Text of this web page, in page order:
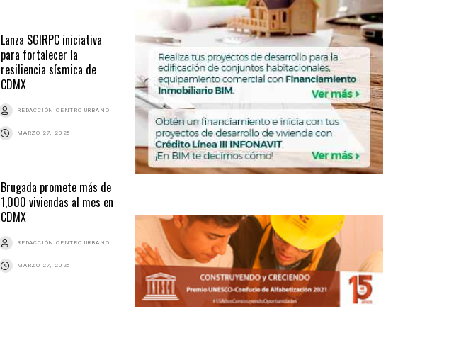
Lanza SGIRPC iniciativa
para fortalecer la
resiliencia sísmica de
CDMX
REDACCIÓN CENTRO URBANO
MARZO 27, 2025
Brugada promete más de
1,000 viviendas al mes en
CDMX
REDACCIÓN CENTRO URBANO
MARZO 27, 2025